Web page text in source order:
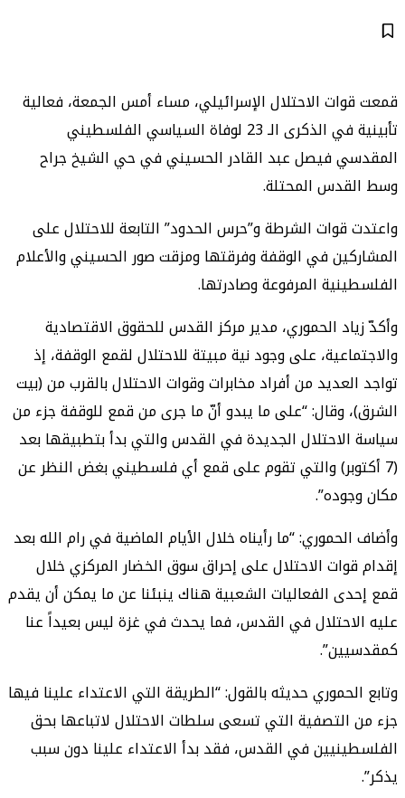
قمعت قوات الاحتلال الإسرائيلي، مساء أمس الجمعة، فعالية
تأبينية في الذكرى الـ 23 لوفاة السياسي الفلسطيني
المقدسي فيصل عبد القادر الحسيني في حي الشيخ جراح
وسط القدس المحتلة.
واعتدت قوات الشرطة و”حرس الحدود” التابعة للاحتلال على
المشاركين في الوقفة وفرقتها ومزقت صور الحسيني والأعلام
الفلسطينية المرفوعة وصادرتها.
وأكدّ زياد الحموري، مدير مركز القدس للحقوق الاقتصادية
والاجتماعية، على وجود نية مبيتة للاحتلال لقمع الوقفة، إذ
تواجد العديد من أفراد مخابرات وقوات الاحتلال بالقرب من (بيت
الشرق)، وقال: “على ما يبدو أنّ ما جرى من قمع للوقفة جزء من
سياسة الاحتلال الجديدة في القدس والتي بدأ بتطبيقها بعد
(7 أكتوبر) والتي تقوم على قمع أي فلسطيني بغض النظر عن
مكان وجوده”.
وأضاف الحموري: “ما رأيناه خلال الأيام الماضية في رام الله بعد
إقدام قوات الاحتلال على إحراق سوق الخضار المركزي خلال
قمع إحدى الفعاليات الشعبية هناك ينبئنا عن ما يمكن أن يقدم
عليه الاحتلال في القدس، فما يحدث في غزة ليس بعيداً عنا
كمقدسيين”.
وتابع الحموري حديثه بالقول: “الطريقة التي الاعتداء علينا فيها
جزء من التصفية التي تسعى سلطات الاحتلال لاتباعها بحق
الفلسطينيين في القدس، فقد بدأ الاعتداء علينا دون سبب
يذكر”.